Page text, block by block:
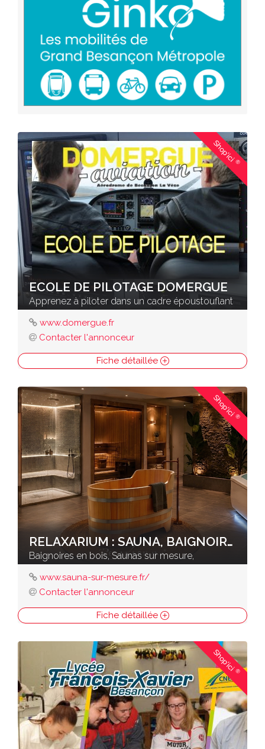
Shop'ici®
ECOLE DE PILOTAGE DOMERGUE
Apprenez à piloter dans un cadre époustouflant
www.domergue.fr
Contacter l'annonceur
Fiche détaillée
Shop'ici®
RELAXARIUM : SAUNA, BAIGNOIRES EN BOIS
Baignoires en bois, Saunas sur mesure,
www.sauna-sur-mesure.fr/
Contacter l'annonceur
Fiche détaillée
Shop'ici®